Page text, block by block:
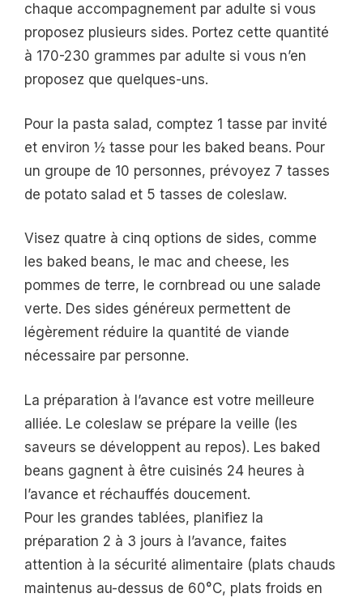
chaque accompagnement par adulte si vous
proposez plusieurs sides. Portez cette quantité
à 170-230 grammes par adulte si vous n’en
proposez que quelques-uns.
Pour la pasta salad, comptez 1 tasse par invité
et environ ½ tasse pour les baked beans. Pour
un groupe de 10 personnes, prévoyez 7 tasses
de potato salad et 5 tasses de coleslaw.
Visez quatre à cinq options de sides, comme
les baked beans, le mac and cheese, les
pommes de terre, le cornbread ou une salade
verte. Des sides généreux permettent de
légèrement réduire la quantité de viande
nécessaire par personne.
La préparation à l’avance est votre meilleure
alliée. Le coleslaw se prépare la veille (les
saveurs se développent au repos). Les baked
beans gagnent à être cuisinés 24 heures à
l’avance et réchauffés doucement.
Pour les grandes tablées, planifiez la
préparation 2 à 3 jours à l’avance, faites
attention à la sécurité alimentaire (plats chauds
maintenus au-dessus de 60°C, plats froids en